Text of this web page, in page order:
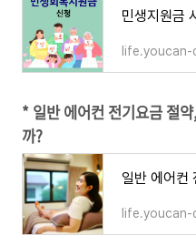
* 일반 에어컨 전기요금 절
까?